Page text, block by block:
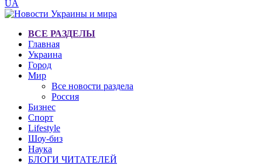
UA
ВСЕ РАЗДЕЛЫ
Главная
Украина
Город
Мир
Все новости раздела
Россия
Бизнес
Спорт
Lifestyle
Шоу-биз
Наука
БЛОГИ ЧИТАТЕЛЕЙ